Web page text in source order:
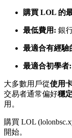
購買 LOL 的
最低費用: 銀
最適合有經驗
最適合初學者:
大多數用戶從使用
交易者通常偏好穩
用。
購買 LOL
開始。